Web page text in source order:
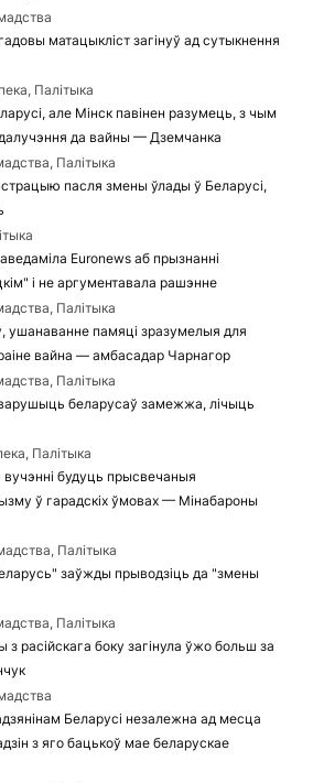
матацыкліст загінуў ад сутыкнення
Палітыка
але Мінск павінен разумець, з чым
да вайны — Дземчанка
Палітыка
пасля змены ўлады ў Беларусі,
Euronews аб прызнанні
і не аргументавала рашэнне
Палітыка
ушанаванне памяці зразумелыя для
вайна — амбасадар Чарнагор
Палітыка
беларусаў замежжа, лічыць
Палітыка
будуць прысвечаныя
ў гарадскіх ўмовах — Мінабароны
Палітыка
заўжды прыводзіць да "змены
Палітыка
з расійскага боку загінула ўжо больш за
Беларусі незалежна ад месца
з яго бацькоў мае беларускае